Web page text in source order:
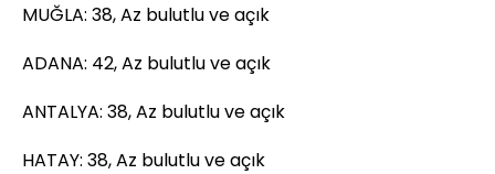
MUĞLA: 38, Az bulutlu ve açık
ADANA: 42, Az bulutlu ve açık
ANTALYA: 38, Az bulutlu ve açık
HATAY: 38, Az bulutlu ve açık